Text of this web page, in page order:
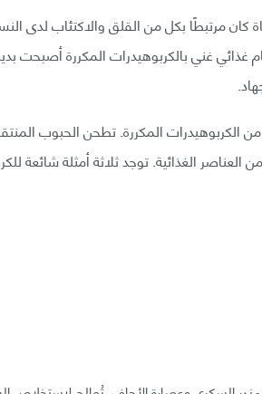
الحبوب المنتقاة كان مرتبطًا بكل من القلق والاكتئاب
تغذت على نظام غذائي غني بالكربوهيدرات المكررة
الكربوهيدرات المكررة. تطحن الحبوب
العناصر الغذائية. توجد ثلاثة أمثلة شائعة